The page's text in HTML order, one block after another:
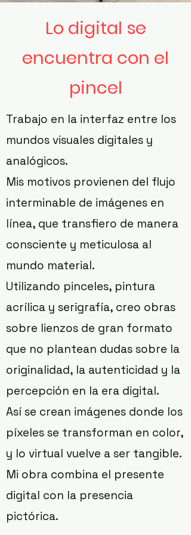
Lo digital se
encuentra con el
pincel
Trabajo en la interfaz entre los
mundos visuales digitales y
analógicos.
Mis motivos provienen del flujo
interminable de imágenes en
línea, que transfiero de manera
consciente y meticulosa al
mundo material.
Utilizando pinceles, pintura
acrílica y serigrafía, creo obras
sobre lienzos de gran formato
que no plantean dudas sobre la
originalidad, la autenticidad y la
percepción en la era digital.
Así se crean imágenes donde los
píxeles se transforman en color,
y lo virtual vuelve a ser tangible.
Mi obra combina el presente
digital con la presencia
pictórica.